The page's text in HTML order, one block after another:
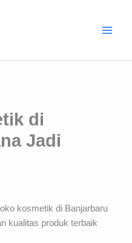
di
Jadi
kosmetik di Banjarbaru
kualitas produk terbaik